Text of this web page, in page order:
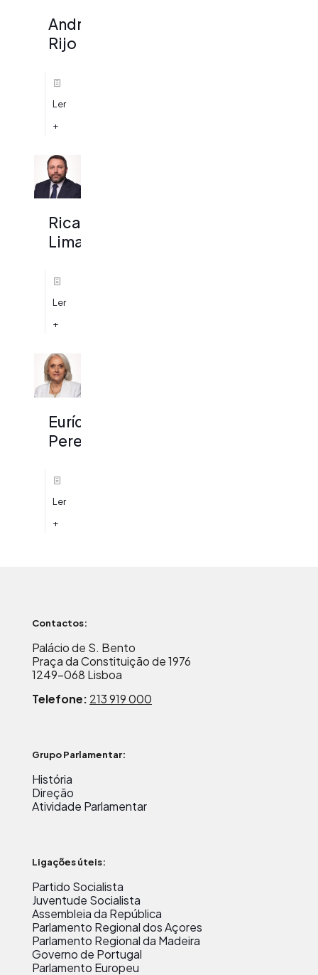
André
Rijo
Ler
+
Ricardo
Lima
Ler
+
Eurídice
Pereira
Ler
+
Contactos:
Palácio de S. Bento
Praça da Constituição de 1976
1249-068 Lisboa
Telefone: 213 919 000
Grupo Parlamentar:
História
Direção
Atividade Parlamentar
Ligações úteis:
Partido Socialista
Juventude Socialista
Assembleia da República
Parlamento Regional dos Açores
Parlamento Regional da Madeira
Governo de Portugal
Parlamento Europeu